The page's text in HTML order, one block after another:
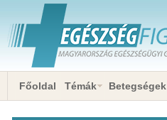
Főoldal Témák Betegségek